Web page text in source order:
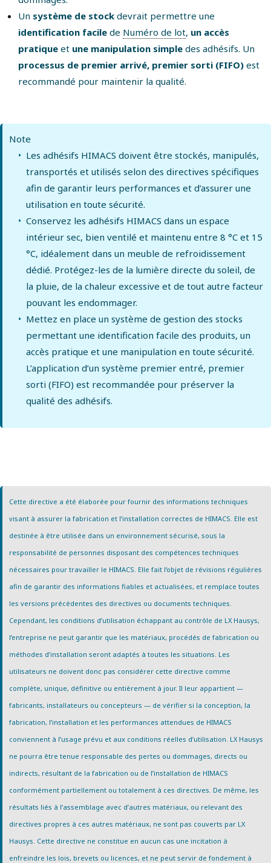
Un système de stock devrait permettre une
identification facile de Numéro de lot, un accès
pratique et une manipulation simple des adhésifs. Un
processus de premier arrivé, premier sorti (FIFO) est
recommandé pour maintenir la qualité.
Note
Les adhésifs HIMACS doivent être stockés, manipulés,
transportés et utilisés selon des directives spécifiques
afin de garantir leurs performances et d’assurer une
utilisation en toute sécurité.
Conservez les adhésifs HIMACS dans un espace
intérieur sec, bien ventilé et maintenu entre 8 °C et 15
°C, idéalement dans un meuble de refroidissement
dédié. Protégez-les de la lumière directe du soleil, de
la pluie, de la chaleur excessive et de tout autre facteur
pouvant les endommager.
Mettez en place un système de gestion des stocks
permettant une identification facile des produits, un
accès pratique et une manipulation en toute sécurité.
L’application d’un système premier entré, premier
sorti (FIFO) est recommandée pour préserver la
qualité des adhésifs.
Cette directive a été élaborée pour fournir des informations techniques
visant à assurer la fabrication et l’installation correctes de HIMACS. Elle est
destinée à être utilisée dans un environnement sécurisé, sous la
responsabilité de personnes disposant des compétences techniques
nécessaires pour travailler le HIMACS. Elle fait l’objet de révisions régulières
afin de garantir des informations fiables et actualisées, et remplace toutes
les versions précédentes des directives ou documents techniques.
Cependant, les conditions d’utilisation échappant au contrôle de LX Hausys,
l’entreprise ne peut garantir que les matériaux, procédés de fabrication ou
méthodes d’installation seront adaptés à toutes les situations. Les
utilisateurs ne doivent donc pas considérer cette directive comme
complète, unique, définitive ou entièrement à jour. Il leur appartient —
fabricants, installateurs ou concepteurs — de vérifier si la conception, la
fabrication, l’installation et les performances attendues de HIMACS
conviennent à l’usage prévu et aux conditions réelles d’utilisation. LX Hausys
ne pourra être tenue responsable des pertes ou dommages, directs ou
indirects, résultant de la fabrication ou de l’installation de HIMACS
conformément partiellement ou totalement à ces directives. De même, les
résultats liés à l’assemblage avec d’autres matériaux, ou relevant des
directives propres à ces autres matériaux, ne sont pas couverts par LX
Hausys. Cette directive ne constitue en aucun cas une incitation à
enfreindre les lois, brevets ou licences, et ne peut servir de fondement à